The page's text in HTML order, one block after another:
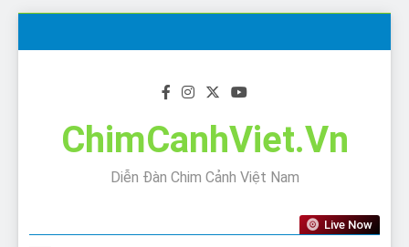
ChimCanhViet.Vn
Diễn Đàn Chim Cảnh Việt Nam
Live Now